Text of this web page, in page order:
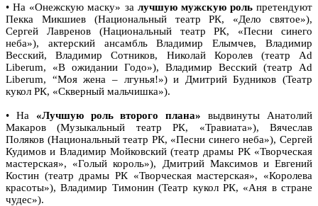
• На «Онежскую маску» за лучшую мужскую рольпретендуют
Пекка Микшиев (Национальный театр РК, «Дело святое»),
Сергей Лавренов (Национальный театр РК, «Песни синего
неба»), актерский ансамбль Владимир Елымчев, Владимир
Весский, Владимир Сотников, Николай Королев (театр Ad
Liberum, «В ожидании Годо»), Владимир Весский (театр Ad
Liberum, “Моя жена – лгунья!») и Дмитрий Будников (Театр
кукол РК, «Скверный мальчишка»).
• На «Лучшую роль второго плана»выдвинуты Анатолий
Макаров (Музыкальный театр РК, «Травиата»), Вячеслав
Поляков (Национальный театр РК, «Песни синего неба»), Сергей
Кудимов и Владимир Мойковский (театр драмы РК «Творческая
мастерская», «Голый король»), Дмитрий Максимов и Евгений
Костин (театр драмы РК «Творческая мастерская», «Королева
красоты»), Владимир Тимонин (Театр кукол РК, «Аня в стране
чудес»).